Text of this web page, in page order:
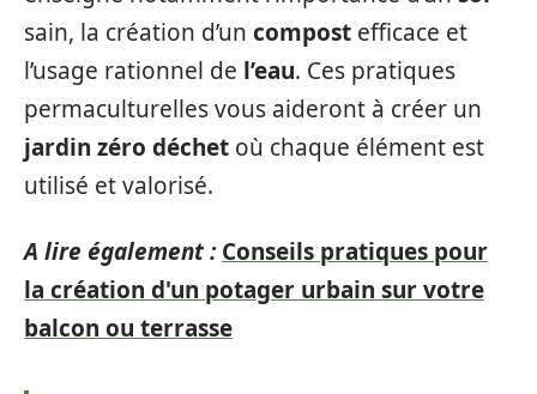
sain, la création d’un compost efficace et
l’usage rationnel de l’eau. Ces pratiques
permaculturelles vous aideront à créer un
jardin zéro déchet où chaque élément est
utilisé et valorisé.
A lire également : Conseils pratiques pour
la création d'un potager urbain sur votre
balcon ou terrasse